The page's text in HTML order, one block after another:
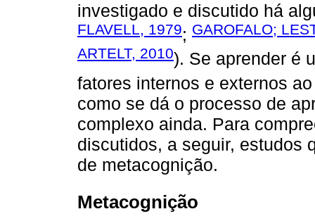
investigado e discutido há
FLAVELL, 1979; GAROFALO;
ARTELT, 2010). Se aprender é
fatores internos e externos
como se dá o processo de
complexo ainda. Para
discutidos, a seguir, estudos
de metacognição.
Metacognição